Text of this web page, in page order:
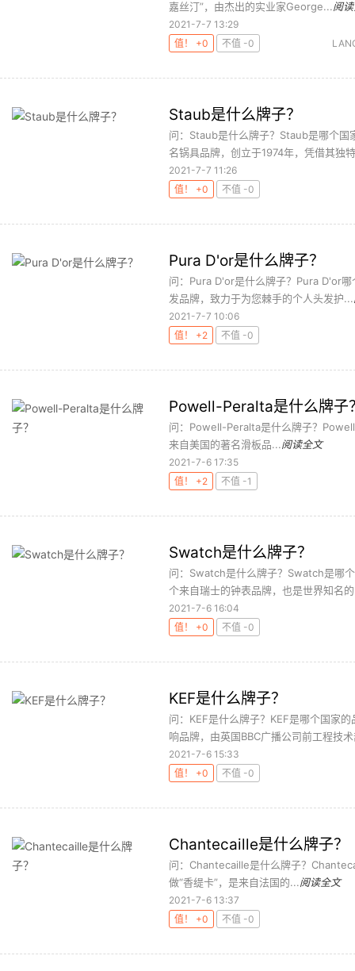
嘉丝汀”，由杰出的实业家George...阅
2021-7-7 13:29
值！ +0
不值 -0
Staub是什么牌子？
问：Staub是什么牌子？Staub是哪个国
名锅具品牌，创立于1974年，凭借其独
2021-7-7 11:26
值！ +0
不值 -0
Pura D'or是什么牌子？
问：Pura D'or是什么牌子？Pura D'or
发品牌，致力于为您棘手的个人头发护...
2021-7-7 10:06
值！ +2
不值 -0
Powell-Peralta是什么牌子
问：Powell-Peralta是什么牌子？
来自美国的著名滑板品...阅读全文
2021-7-6 17:35
值！ +2
不值 -1
Swatch是什么牌子？
问：Swatch是什么牌子？Swatch是哪
个来自瑞士的钟表品牌，也是世界知名
2021-7-6 16:04
值！ +0
不值 -0
KEF是什么牌子？
问：KEF是什么牌子？KEF是哪个国家
响品牌，由英国BBC广播公司前工程技
2021-7-6 15:33
值！ +0
不值 -0
Chantecaille是什么牌子？
问：Chantecaille是什么牌子？
做“香缇卡”，是来自法国的...阅读全文
2021-7-6 13:37
值！ +0
不值 -0